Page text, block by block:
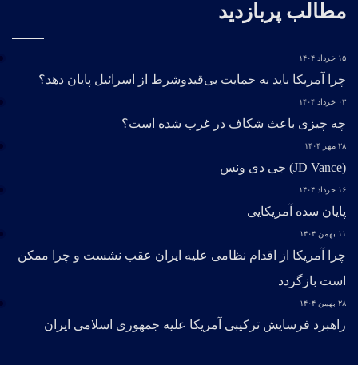
مطالب پربازدید
۱۵ خرداد ۱۴۰۴
چرا آمریکا باید به حمایت بی‌قیدوشرط از اسرائیل پایان دهد؟
۰۳ خرداد ۱۴۰۴
چه چیزی باعث شکاف در غرب شده است؟
۲۸ مهر ۱۴۰۴
(JD Vance) جی دی ونس
۱۶ خرداد ۱۴۰۴
پایان سده آمریکایی
۱۱ بهمن ۱۴۰۴
چرا آمریکا از اقدام نظامی علیه ایران عقب نشست و چرا ممکن
است بازگردد
۲۸ بهمن ۱۴۰۴
راهبرد فرسایش ترکیبی آمریکا علیه جمهوری اسلامی ایران